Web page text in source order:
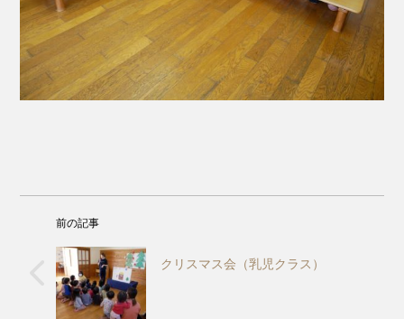
前の記事
クリスマス会（乳児クラス）